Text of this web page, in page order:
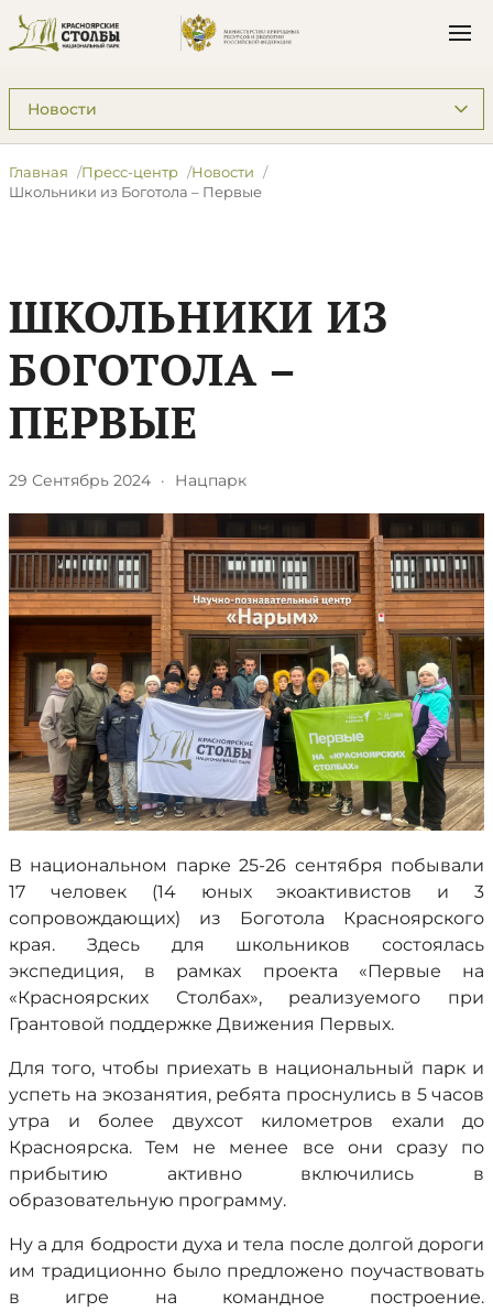
Подразделы: Пресс-центр
Главная Пресс-центр
Новости
​Школьники из Боготола – Первые
​ШКОЛЬНИКИ ИЗ
БОГОТОЛА –
ПЕРВЫЕ
29 Сентябрь 2024 · Нацпарк
В национальном парке 25-26 сентября побывали
17 человек (14 юных экоактивистов и 3
сопровождающих) из Боготола Красноярского
края. Здесь для школьников состоялась
экспедиция, в рамках проекта «Первые на
«Красноярских Столбах», реализуемого при
Грантовой поддержке Движения Первых.
Для того, чтобы приехать в национальный парк и
успеть на экозанятия, ребята проснулись в 5 часов
утра и более двухсот километров ехали до
Красноярска. Тем не менее все они сразу по
прибытию активно включились в
образовательную программу.
Ну а для бодрости духа и тела после долгой дороги
им традиционно было предложено поучаствовать
в игре на командное построение.